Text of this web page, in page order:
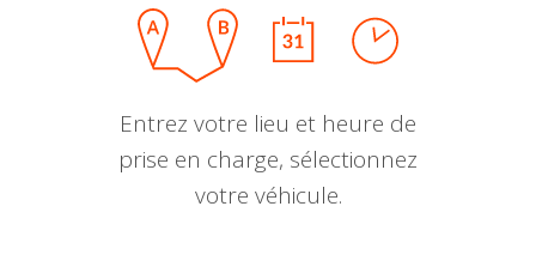
Entrez votre lieu et heure de
prise en charge, sélectionnez
votre véhicule.